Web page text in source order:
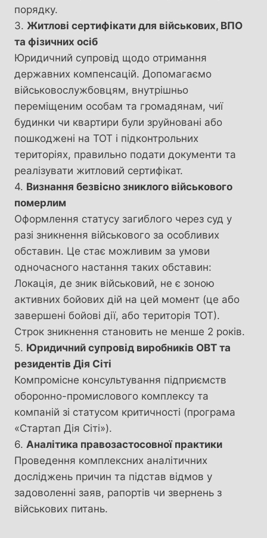
порядку.
3. Житлові сертифікати для військових, ВПО
та фізичних осіб
Юридичний супровід щодо отримання
державних компенсацій. Допомагаємо
військовослужбовцям, внутрішньо
переміщеним особам та громадянам, чиї
будинки чи квартири були зруйновані або
пошкоджені на ТОТ і підконтрольних
територіях, правильно подати документи та
реалізувати житловий сертифікат.
4. Визнання безвісно зниклого військового
померлим
Оформлення статусу загиблого через суд у
разі зникнення військового за особливих
обставин. Це стає можливим за умови
одночасного настання таких обставин:
Локація, де зник військовий, не є зоною
активних бойових дій на цей момент (це або
завершені бойові дії, або територія ТОТ).
Строк зникнення становить не менше 2 років.
5. Юридичний супровід виробників ОВТ та
резидентів Дія Сіті
Компромісне консультування підприємств
оборонно-промислового комплексу та
компаній зі статусом критичності (програма
«Стартап Дія Сіті»).
6. Аналітика правозастосовної практики
Проведення комплексних аналітичних
досліджень причин та підстав відмов у
задоволенні заяв, рапортів чи звернень з
військових питань.